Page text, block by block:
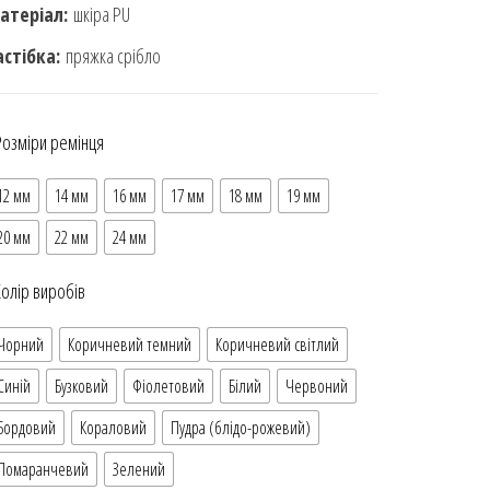
шкіра PU
пряжка срібло
ремінця
мм 14 мм 16 мм 17 мм 18 мм
19 мм
мм
22 мм 24 мм
виробів
Коричневий темний
Коричневий світлий
Бузковий Фіолетовий Білий
Червоний
Кораловий
Пудра (блідо-рожевий)
Зелений